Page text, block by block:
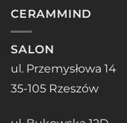
CERAMMIND
SALON
ul. Przemysłowa 14
35-105 Rzeszów